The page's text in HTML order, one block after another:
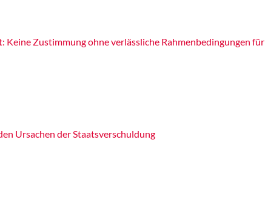
Keine Zustimmung ohne verlässliche Rahmenbedingungen für
Ursachen der Staatsverschuldung